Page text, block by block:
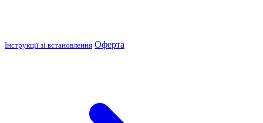
Інструкції зі встановлення Оферта